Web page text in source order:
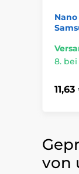
8.
von